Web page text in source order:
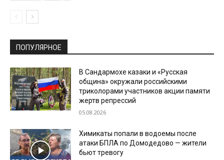
ПОПУЛЯРНОЕ
В Сандармохе казаки и «Русская
община» окружали российскими
триколорами участников акции памяти
жертв репрессий
05.08.2026
Химикаты попали в водоемы после
атаки БПЛА по Домодедово — жители
бьют тревогу